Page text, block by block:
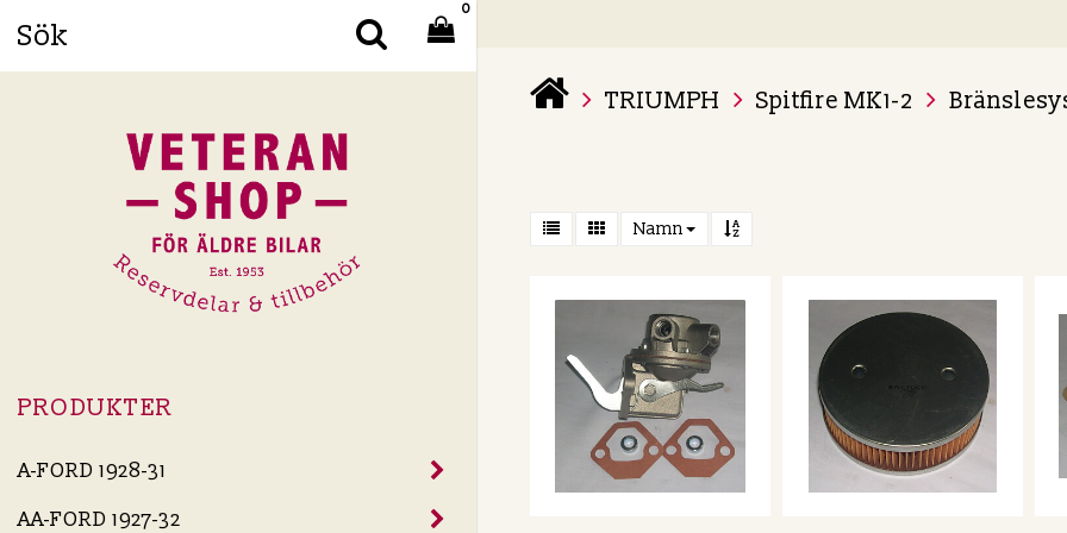
0
Din varukorg är tom
PRODUKTER
A-FORD 1928-31
AA-FORD 1927-32
TRIUMPH Spitfire MK1-2
Namn